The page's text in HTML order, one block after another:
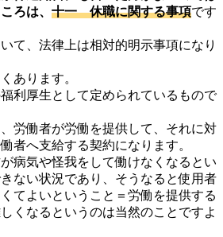
ろは、 十一 休職に関する事項です
て、法律上は相対的明示事項になり
あります。
利厚生として定められているもので
労働者が労働を提供して、それに対
者へ支給する契約になります。
病気や怪我をして働けなくなるとい
ない状況であり、そうなると使用者
てよいということ＝労働を提供する
くなるというのは当然のことですよ